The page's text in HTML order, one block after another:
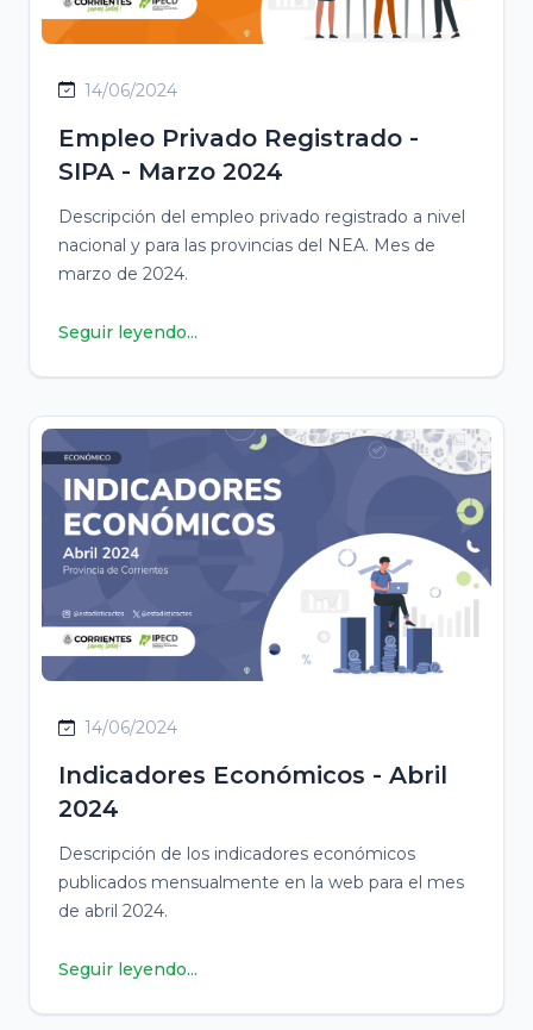
14/06/2024
Empleo Privado Registrado -
SIPA - Marzo 2024
Descripción del empleo privado registrado a nivel
nacional y para las provincias del NEA. Mes de
marzo de 2024.
Seguir leyendo...
14/06/2024
Indicadores Económicos - Abril
2024
Descripción de los indicadores económicos
publicados mensualmente en la web para el mes
de abril 2024.
Seguir leyendo...